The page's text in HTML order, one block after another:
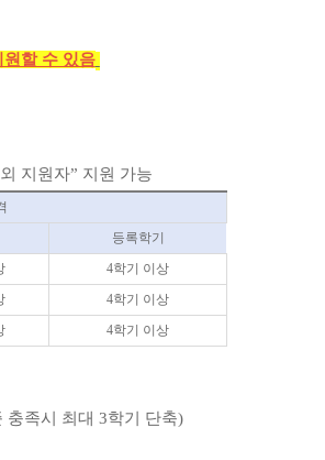
할 수 있음
지원자” 지원 가능
등록학기
4학기 이상
4학기 이상
4학기 이상
충족시 최대 3학기 단축)